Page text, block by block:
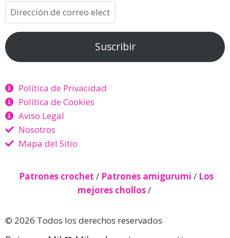
Suscribir
Política de Privacidad
Política de Cookies
Aviso Legal
Nosotros
Mapa del Sitio
Patrones crochet / Patrones amigurumi / Los
mejores chollos/
© 2026 Todos los derechos reservados